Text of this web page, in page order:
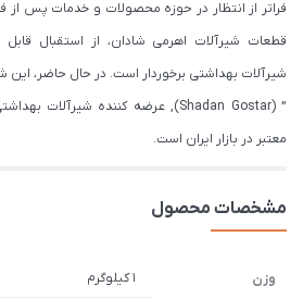
فراتر از انتظار در حوزه محصولات و خدمات پس
قطعات شیرآلات اهرمی شادان، از استقبال
شیرآلات بهداشتی برخوردار است. در حال حاضر،
معتبر در بازار ایران است.
مشخصات محصول
وزن 1 کیلوگرم